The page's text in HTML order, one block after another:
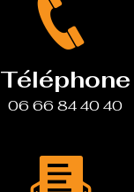
Téléphone
06 66 84 40 40